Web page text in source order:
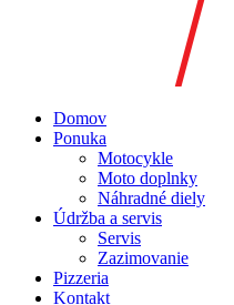
Domov
Ponuka
Motocykle
Moto doplnky
Náhradné diely
Údržba a servis
Servis
Zazimovanie
Pizzeria
Kontakt